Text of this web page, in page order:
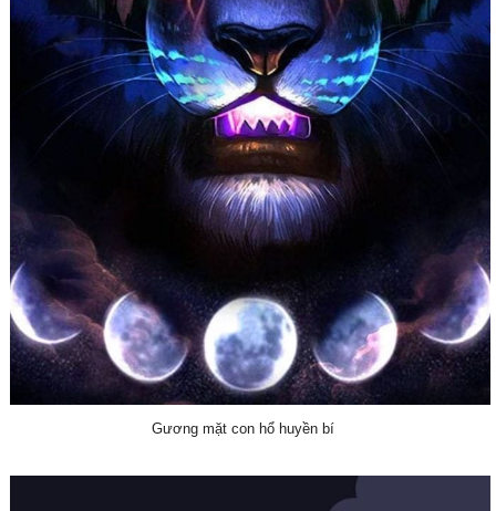
Gương mặt con hổ huyền bí